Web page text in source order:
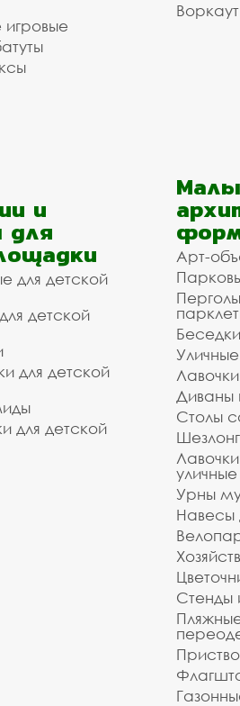
и
для
для детской
детской
для детской
для детской
Арт-
Беседки
Диваны
Столы
уличные
Урны
Навесы